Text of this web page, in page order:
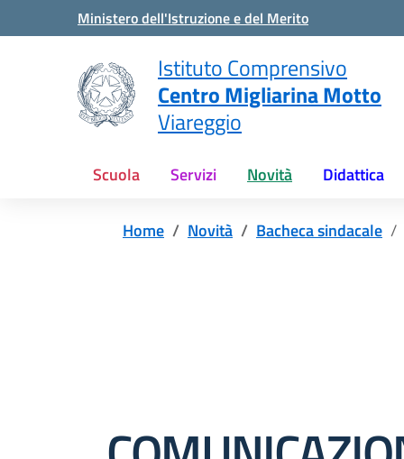
Vai ai contenuti
Vai al menu di navigazione
Ministero dell'Istruzione e del Merito
Istituto Comprensivo
Centro Migliarina Motto
Viareggio
Scuola Servizi Novità Didattica
Home Novità Bacheca sindacale